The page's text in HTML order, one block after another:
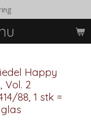
Happy
Vol. 2
88, 1 stk =